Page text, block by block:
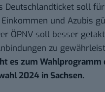
Deutschlandticket soll
und Azubis
ÖPNV soll besser
zu
es zum Wahlprogramm
2024 in Sachsen.